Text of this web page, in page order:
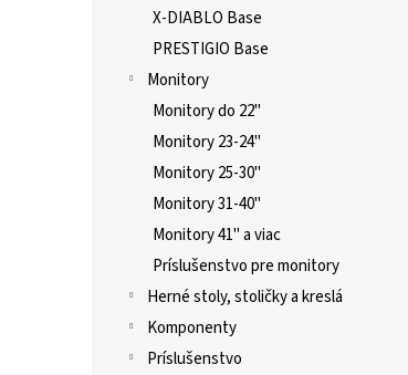
X-DIABLO Base
PRESTIGIO Base
Monitory
Monitory do 22"
Monitory 23-24"
Monitory 25-30"
Monitory 31-40"
Monitory 41" a viac
Príslušenstvo pre monitory
Herné stoly, stoličky a kreslá
Komponenty
Príslušenstvo